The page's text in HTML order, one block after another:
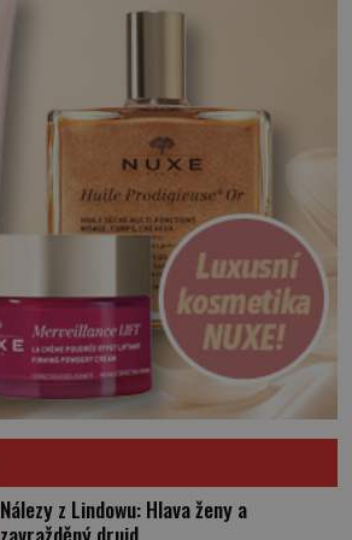
Nálezy z Lindowu: Hlava ženy a